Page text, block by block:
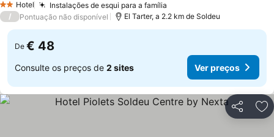
2 Estrelas
Hotel Instalações de esqui para a família
/ Pontuação não disponível El Tarter, a 2.2 km de Soldeu
De € 48
Consulte os preços de 2 sites Ver preços
Partilhar